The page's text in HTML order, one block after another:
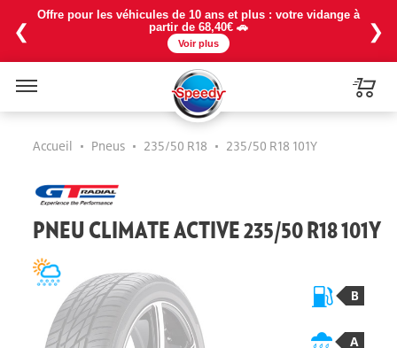
❮
Offre pour les véhicules de 10 ans et plus : votre vidange à
partir de 68,40€ 🚗
Voir plus
❯
Accueil • Pneus • 235/50 R18 • 235/50 R18 101Y
PNEU CLIMATE ACTIVE 235/50 R18 101Y
B
A